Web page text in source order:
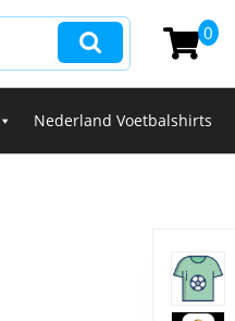
0
Nederland Voetbalshirts